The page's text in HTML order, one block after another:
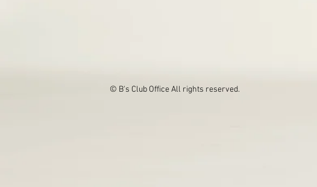
© B's Club OfficeAll rights reserved.